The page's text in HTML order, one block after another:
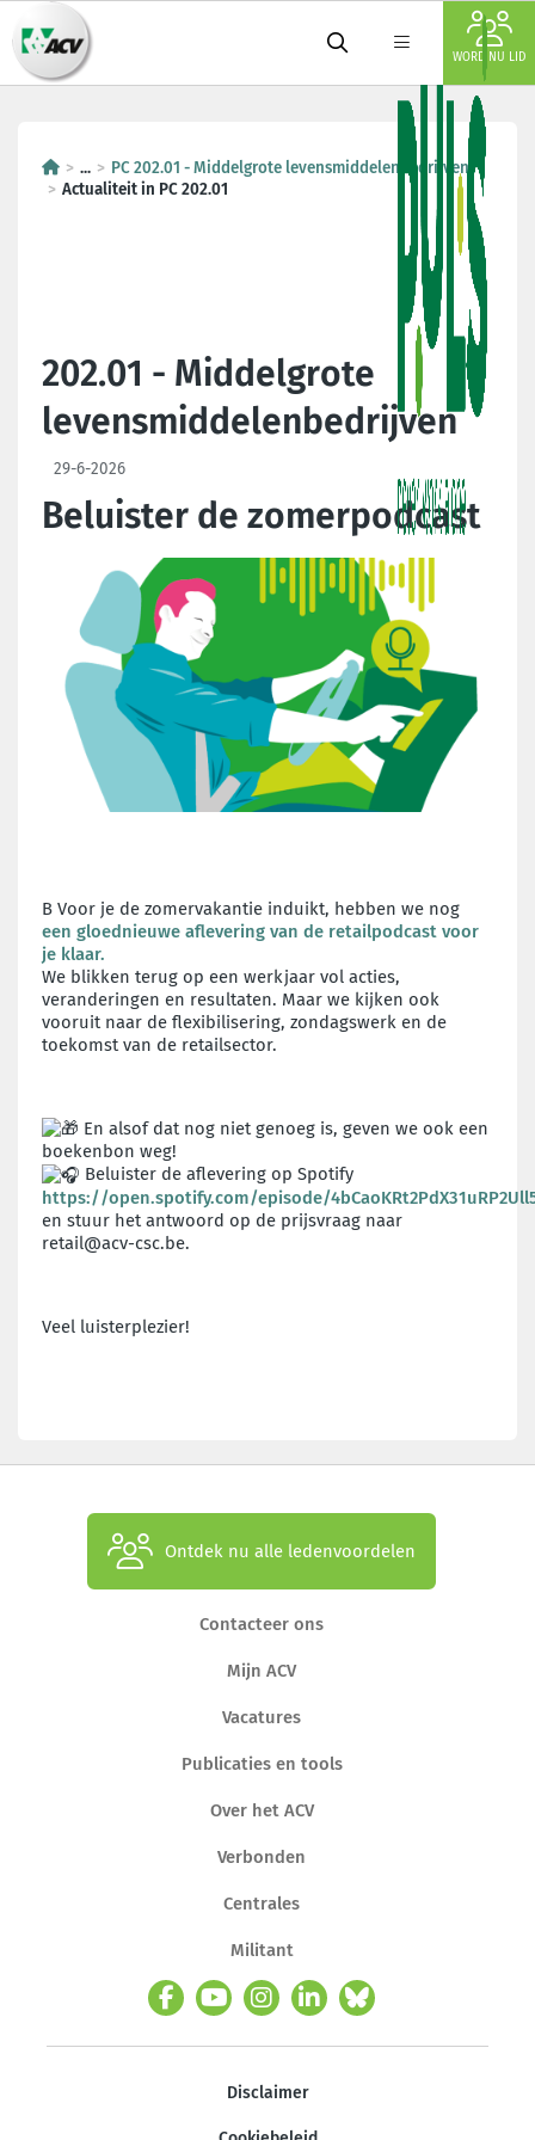
WORD NU LID
...
PC 202.01 - Middelgrote levensmiddelenbedrijven
Actualiteit in PC 202.01
202.01 - Middelgrote
levensmiddelenbedrijven
29-6-2026
Beluister de zomerpodcast
B Voor je de zomervakantie induikt, hebben we nog
een gloednieuwe aflevering van de retailpodcast voor
je klaar.
We blikken terug op een werkjaar vol acties,
veranderingen en resultaten. Maar we kijken ook
vooruit naar de flexibilisering, zondagswerk en de
toekomst van de retailsector.
En alsof dat nog niet genoeg is, geven we ook een
boekenbon weg!
Beluister de aflevering op Spotify
https://open.spotify.com/episode/
en stuur het antwoord op de prijsvraag naar
retail@acv-csc.be.
Veel luisterplezier!
Ontdek nu alle ledenvoordelen
Contacteer ons
Mijn ACV
Vacatures
Publicaties en tools
Over het ACV
Verbonden
Centrales
Militant
Disclaimer